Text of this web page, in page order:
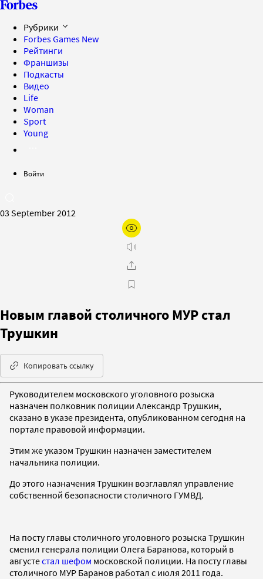
Рубрики
Forbes Games New
Рейтинги
Франшизы
Подкасты
Видео
Life
Woman
Sport
Young
Войти
03 September 2012
Новым главой столичного МУР стал
Трушкин
Копировать ссылку
Руководителем московского уголовного розыска
назначен полковник полиции Александр Трушкин,
сказано в указе президента, опубликованном сегодня на
портале правовой информации.
Этим же указом Трушкин назначен заместителем
начальника полиции.
До этого назначения Трушкин возглавлял управление
собственной безопасности столичного ГУМВД.
На посту главы столичного уголовного розыска Трушкин
сменил генерала полиции Олега Баранова, который в
августестал шефом московской полиции. На посту главы
столичного МУР Баранов работал с июля 2011 года.